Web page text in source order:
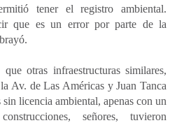
tener el registro ambiental.
que es un error por parte de la
otras infraestructuras similares,
Av. de Las Américas y Juan Tanca
licencia ambiental, apenas con un
señores, tuvieron